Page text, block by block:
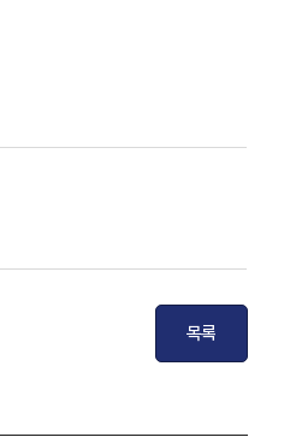
목록